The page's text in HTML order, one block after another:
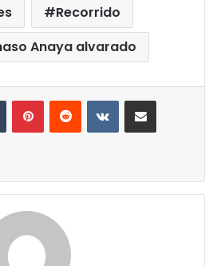
Recorrido
Anaya alvarado
TumblrPinterestReddit VKontakteCompartir por correo